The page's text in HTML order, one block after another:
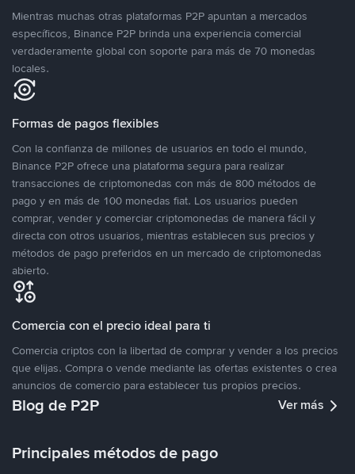
Mientras muchas otras plataformas P2P apuntan a mercados
específicos, Binance P2P brinda una experiencia comercial
verdaderamente global con soporte para más de 70 monedas
locales.
Formas de pagos flexibles
Con la confianza de millones de usuarios en todo el mundo,
Binance P2P ofrece una plataforma segura para realizar
transacciones de criptomonedas con más de 800 métodos de
pago y en más de 100 monedas fiat. Los usuarios pueden
comprar, vender y comerciar criptomonedas de manera fácil y
directa con otros usuarios, mientras establecen sus precios y
métodos de pago preferidos en un mercado de criptomonedas
abierto.
Comercia con el precio ideal para ti
Comercia criptos con la libertad de comprar y vender a los precios
que elijas. Compra o vende mediante las ofertas existentes o crea
anuncios de comercio para establecer tus propios precios.
Blog de P2P Ver más
Principales métodos de pago